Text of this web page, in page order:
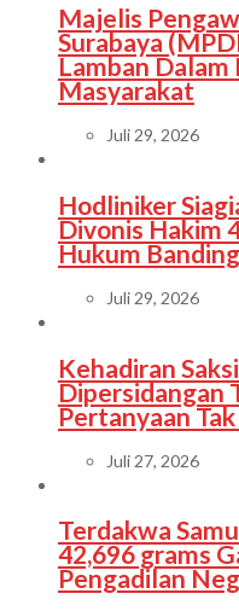
Majelis
Surabaya
Lamban Dalam
Masyarakat
Juli 29, 2026
Hodliniker
Divonis Hakim
Hukum
Juli 29, 2026
Kehadiran
Dipersidangan
Pertanyaan
Juli 27, 2026
Terdakwa
42,696 grams
Pengadilan